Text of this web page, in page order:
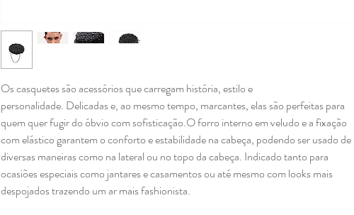
Os casquetes são acessórios que carregam história, estilo e
personalidade. Delicadas e, ao mesmo tempo, marcantes, elas são perfeitas para
quem quer fugir do óbvio com sofisticação.O forro interno em veludo e a fixação
com elástico garantem o conforto e estabilidade na cabeça, podendo ser usado de
diversas maneiras como na lateral ou no topo da cabeça. Indicado tanto para
ocasiões especiais como jantares e casamentos ou até mesmo com looks mais
despojados trazendo um ar mais fashionista.